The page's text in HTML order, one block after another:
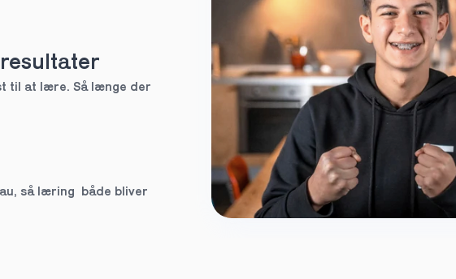
3.g
til at lære. Så længe der
så læring  både bliver